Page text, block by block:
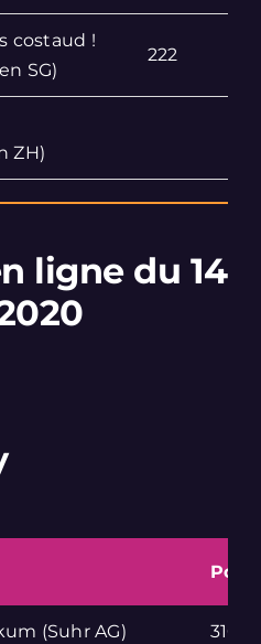
costaud !
SG)
222
ZH)
ligne du 14
(Suhr AG) 310